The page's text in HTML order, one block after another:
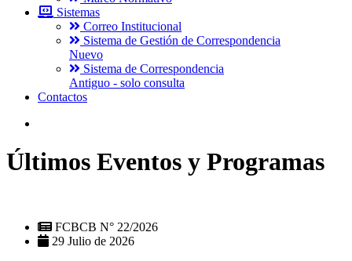
Sistemas
Correo Institucional
Sistema de Gestión de Correspondencia
Nuevo
Sistema de Correspondencia
Antiguo - solo consulta
Contactos
Últimos Eventos y Programas
FCBCB N° 22/2026
29 Julio de 2026